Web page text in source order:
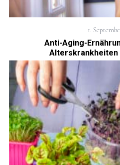
1.
Anti-Aging-
Alterskrankheiten